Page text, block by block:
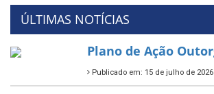
ÚLTIMAS NOTÍCIAS
Plano de Ação
Publicado em: 15 de julho de 2026